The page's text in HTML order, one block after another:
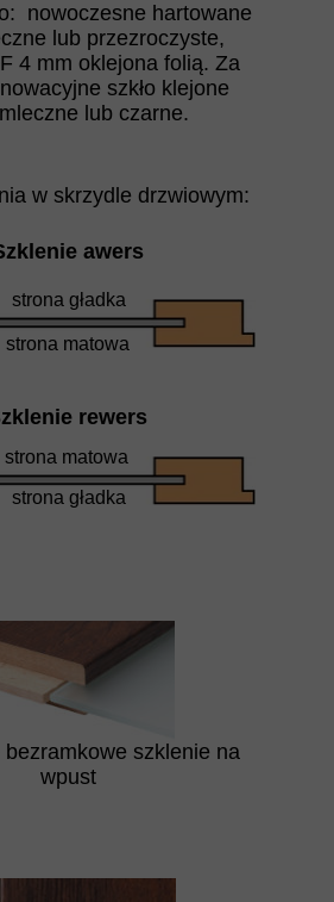
bezramkowe szklenie na
wpust
strona matowa
strona gładka
strona matowa
strona gładka
w skrzydle drzwiowym:
rewers
awers
nowoczesne hartowane
lub przezroczyste,
4 mm oklejona folią. Za
szkło klejone
lub czarne.